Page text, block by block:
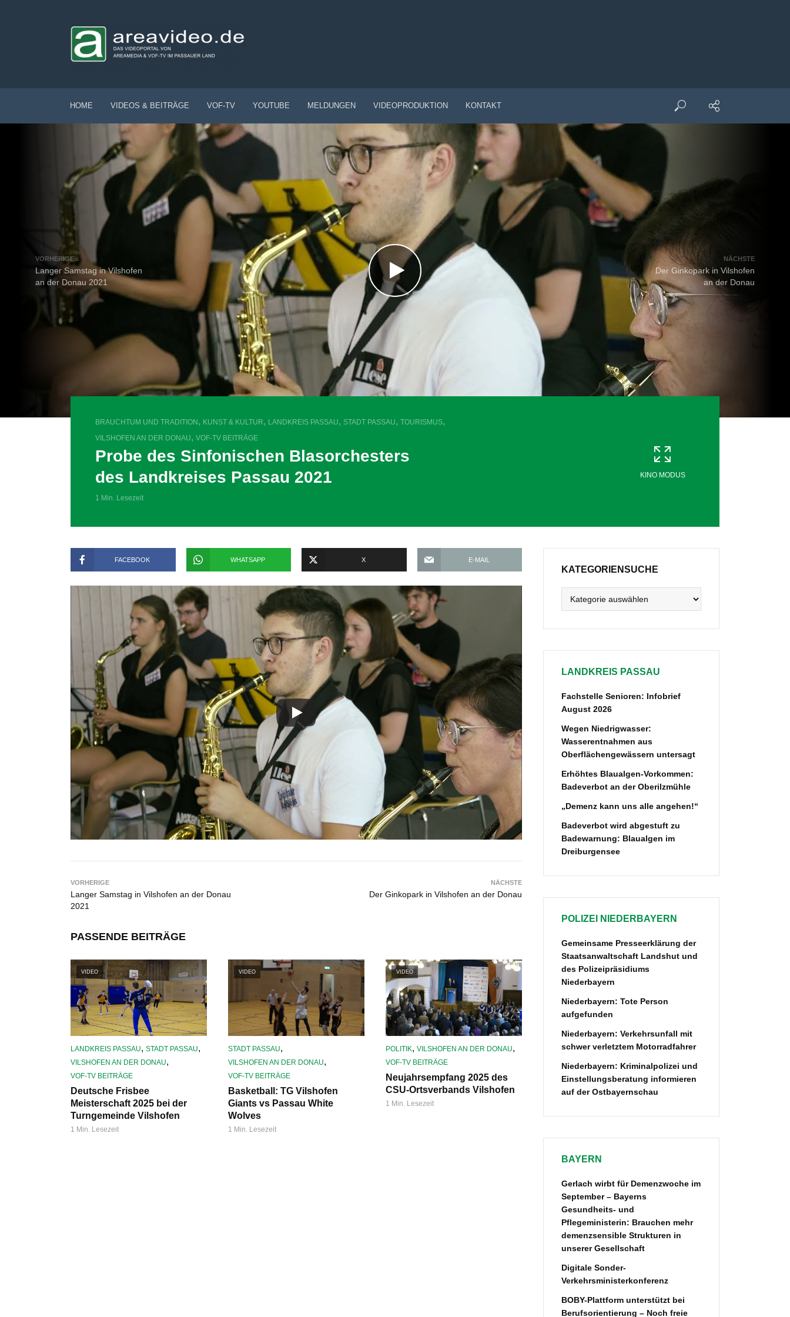
HOME VIDEOS & BEITRÄGE VOF-TV YOUTUBE MELDUNGEN VIDEOPRODUKTION KONTAKT
VORHERIGE
Langer Samstag in Vilshofen
an der Donau 2021
NÄCHSTE
Der Ginkopark in Vilshofen
an der Donau
BRAUCHTUM UND TRADITION , KUNST & KULTUR, LANDKREIS PASSAU, STADT PASSAU, TOURISMUS,
VILSHOFEN AN DER DONAU, VOF-TV BEITRÄGE
Probe des Sinfonischen Blasorchesters
des Landkreises Passau 2021
1 Min. Lesezeit
KINO MODUS
FACEBOOK WHATSAPP X E-MAIL
VORHERIGE
Langer Samstag in Vilshofen an der Donau
2021
NÄCHSTE
Der Ginkopark in Vilshofen an der Donau
PASSENDE BEITRÄGE
VIDEO
LANDKREIS PASSAU, STADT PASSAU,
VILSHOFEN AN DER DONAU,
VOF-TV BEITRÄGE
Deutsche Frisbee
Meisterschaft 2025 bei der
Turngemeinde Vilshofen
1 Min. Lesezeit
VIDEO
STADT PASSAU,
VILSHOFEN AN DER DONAU,
VOF-TV BEITRÄGE
Basketball: TG Vilshofen
Giants vs Passau White
Wolves
1 Min. Lesezeit
VIDEO
POLITIK, VILSHOFEN AN DER DONAU,
VOF-TV BEITRÄGE
Neujahrsempfang 2025 des
CSU-Ortsverbands Vilshofen
1 Min. Lesezeit
KATEGORIENSUCHE
LANDKREIS PASSAU
Fachstelle Senioren: Infobrief
August 2026
Wegen Niedrigwasser:
Wasserentnahmen aus
Oberflächengewässern untersagt
Erhöhtes Blaualgen-Vorkommen:
Badeverbot an der Oberilzmühle
„Demenz kann uns alle angehen!“
Badeverbot wird abgestuft zu
Badewarnung: Blaualgen im
Dreiburgensee
POLIZEI NIEDERBAYERN
Gemeinsame Presseerklärung der
Staatsanwaltschaft Landshut und
des Polizeipräsidiums
Niederbayern
Niederbayern: Tote Person
aufgefunden
Niederbayern: Verkehrsunfall mit
schwer verletztem Motorradfahrer
Niederbayern: Kriminalpolizei und
Einstellungsberatung informieren
auf der Ostbayernschau
BAYERN
Gerlach wirbt für Demenzwoche im
September – Bayerns
Gesundheits- und
Pflegeministerin: Brauchen mehr
demenzsensible Strukturen in
unserer Gesellschaft
Digitale Sonder-
Verkehrsministerkonferenz
BOBY-Plattform unterstützt bei
Berufsorientierung – Noch freie